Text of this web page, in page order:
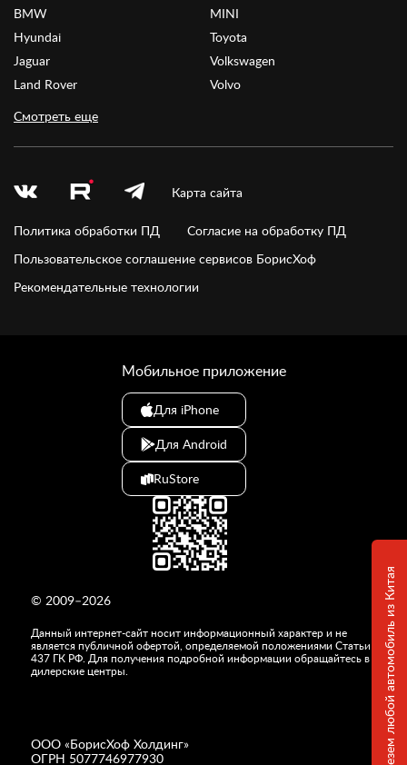
Привезем любой автомобиль из Китая
BMW
Hyundai
Jaguar
Land Rover
MINI
Toyota
Volkswagen
Volvo
Смотреть еще
Карта сайта
Политика обработки ПД
Согласие на обработку ПД
Пользовательское соглашение сервисов БорисХоф
Рекомендательные технологии
© 2009–2026
Данный интернет-сайт носит информационный характер и не
является публичной офертой, определяемой положениями Статьи
437 ГК РФ. Для получения подробной информации обращайтесь в
дилерские центры.
ООО «БорисХоф Холдинг»
ОГРН 5077746977930
Мобильное приложение
Для iPhone
Для Android
RuStore